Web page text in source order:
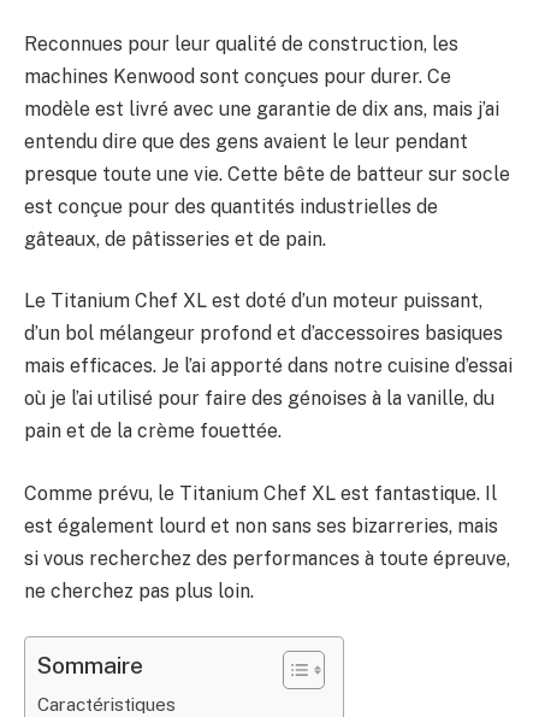
Reconnues pour leur qualité de construction, les
machines Kenwood sont conçues pour durer. Ce
modèle est livré avec une garantie de dix ans, mais j’ai
entendu dire que des gens avaient le leur pendant
presque toute une vie. Cette bête de batteur sur socle
est conçue pour des quantités industrielles de
gâteaux, de pâtisseries et de pain.
Le Titanium Chef XL est doté d’un moteur puissant,
d’un bol mélangeur profond et d’accessoires basiques
mais efficaces. Je l’ai apporté dans notre cuisine d’essai
où je l’ai utilisé pour faire des génoises à la vanille, du
pain et de la crème fouettée.
Comme prévu, le Titanium Chef XL est fantastique. Il
est également lourd et non sans ses bizarreries, mais
si vous recherchez des performances à toute épreuve,
ne cherchez pas plus loin.
Sommaire
Caractéristiques